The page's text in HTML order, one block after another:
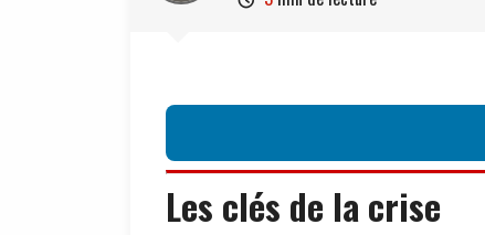
Les clés de la crise